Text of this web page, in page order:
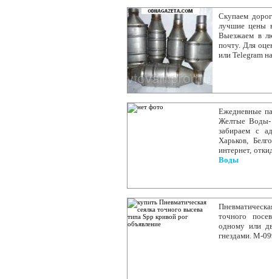
Скупаем
лучшие цены
Выезжаем в
почту. Для
или Telegram
Ежедневные
Желтые Воды-
забираем с
Харьков,
интернет,
Воды
точного
одному или
гнездами. М-